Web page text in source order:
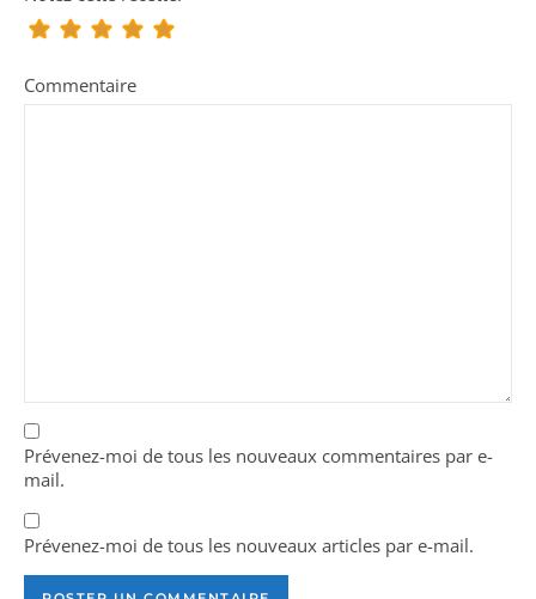
Commentaire
Prévenez-moi de tous les nouveaux commentaires par e-
mail.
Prévenez-moi de tous les nouveaux articles par e-mail.